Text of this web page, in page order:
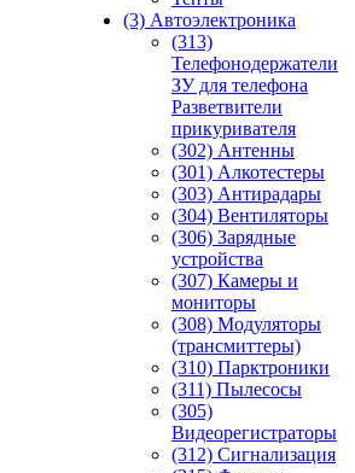
(3) Автоэлектроника
(313)
Телефонодержатели
ЗУ для телефона
Разветвители
прикуривателя
(302) Антенны
(301) Алкотестеры
(303) Антирадары
(304) Вентиляторы
(306) Зарядные
устройства
(307) Камеры и
мониторы
(308) Модуляторы
(трансмиттеры)
(310) Парктроники
(311) Пылесосы
(305)
Видеорегистраторы
(312) Сигнализация